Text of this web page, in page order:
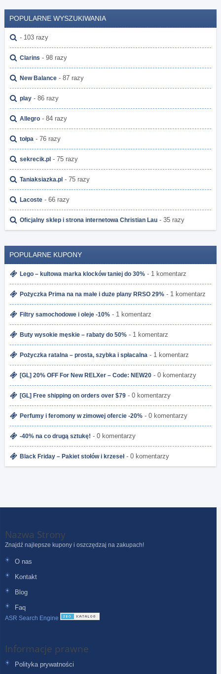
POPULARNE WYSZUKIWANIA
- 103 razy
Clarins - 98 razy
New Balance - 87 razy
play - 86 razy
Allegro - 84 razy
tołpa - 76 razy
sekrecik.pl - 75 razy
Taniaksiazka.pl - 75 razy
Lacoste - 66 razy
Oficjalny sklep i strona internetowa Christian Lau - 35 razy
POPULARNE KUPONY
Lego – kultowa marka klocków taniej do 30% - 1 komentarz
Pożyczka Prima na na małe i duże plany RRSO 29% - 1 komentarz
Filtry samochodowe i oleje -10% - 1 komentarz
Buty wysokie męskie – rabaty do 50% - 1 komentarz
Pożyczka ratalna – prosta, szybka i spłacalna - 1 komentarz
[GL] 20% OFF For New RELXer – Code: NEW20 - 0 komentarzy
[GL] Free shipping on orders over $79 - 0 komentarzy
Perfumy i feromony w zimowej ofercie -20% - 0 komentarzy
-40% na co drugą sztukę! - 0 komentarzy
Black Friday – Pakiet stołów i krzeseł- 0 komentarzy
Nazwa Strony
Znajdź najlepsze kupony i oszczędzaj na zakupach!
O nas
Kontakt
Blog
Faq
ASR Search Engine
Informacje prawne
Polityka prywatności